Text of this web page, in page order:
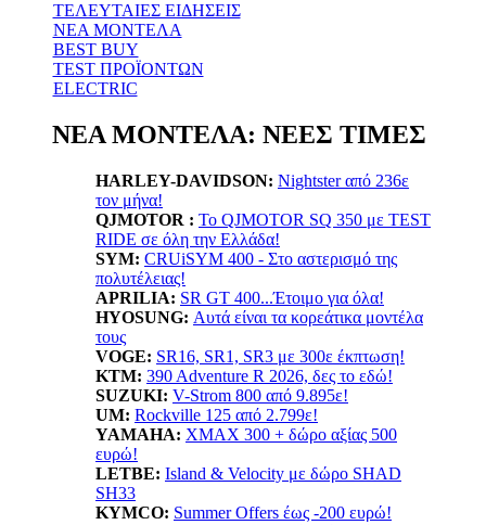
ΤΕΛΕΥΤΑΙΕΣ ΕΙΔΗΣΕΙΣ
ΝΕΑ ΜΟΝΤΕΛΑ
BEST BUY
TEST ΠΡΟΪΟΝΤΩΝ
ELECTRIC
ΝΕΑ ΜΟΝΤΕΛΑ: ΝΕΕΣ ΤΙΜΕΣ
HARLEY-DAVIDSON: Nightster από 236ε
τον μήνα!
QJMOTOR : Το QJMOTOR SQ 350 με TEST
RIDE σε όλη την Ελλάδα!
SYM: CRUiSYM 400 - Στο αστερισμό της
πολυτέλειας!
APRILIA: SR GT 400...Έτοιμο για όλα!
HYOSUNG: Αυτά είναι τα κορεάτικα μοντέλα
τους
VOGE: SR16, SR1, SR3 με 300ε έκπτωση!
KTM: 390 Adventure R 2026, δες το εδώ!
SUZUKI: V-Strom 800 από 9.895ε!
UM: Rockville 125 από 2.799ε!
YAMAHA: XMAX 300 + δώρο αξίας 500
ευρώ!
LETBE: Island & Velocity με δώρο SHAD
SH33
KYMCO: Summer Offers έως -200 ευρώ!